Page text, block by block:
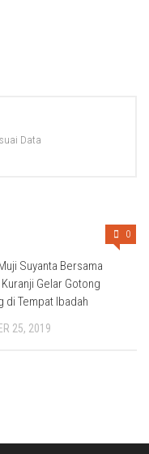
Data
0
Suyanta Bersama
Gelar Gotong
di Tempat Ibadah
25, 2019